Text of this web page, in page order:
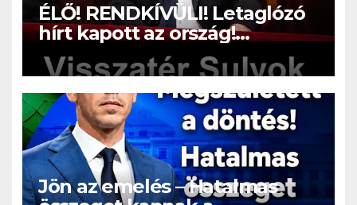
ÉLŐ! RENDKÍVÜLI! Letaglózó
hírt kapott az ország!
Visszatérhet Sulyok Tamás!? –
ERRE senki nem volt
felkészülve:
Jön az emelés – Hatalmas